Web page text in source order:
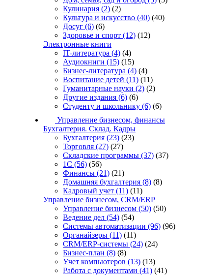
Кулинария (2) (2)
Культура и искусство (40) (40)
Досуг (6) (6)
Здоровье и спорт (12) (12)
Электронные книги
IT-литература (4) (4)
Аудиокниги (15) (15)
Бизнес-литература (4) (4)
Воспитание детей (11) (11)
Гуманитарные науки (2) (2)
Другие издания (6) (6)
Студенту и школьнику (6) (6)
Управление бизнесом, финансы
Бухгалтерия. Склад. Кадры
Бухгалтерия (23) (23)
Торговля (27) (27)
Складские программы (37) (37)
1С (56) (56)
Финансы (21) (21)
Домашняя бухгалтерия (8) (8)
Кадровый учет (11) (11)
Управление бизнесом, CRM/ERP
Управление бизнесом (50) (50)
Ведение дел (54) (54)
Системы автоматизации (96) (96)
Органайзеры (11) (11)
CRM/ERP-системы (24) (24)
Бизнес-план (8) (8)
Учет компьютеров (13) (13)
Работа с документами (41) (41)